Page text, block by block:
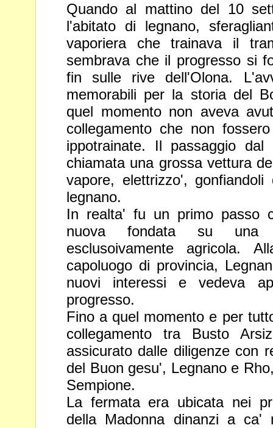
Quando al mattino del 10
l'abitato di legnano,
vaporiera che trainava il
sembrava che il progresso si
fin sulle rive dell'Olona.
memorabili per la storia del
quel momento non aveva
collegamento che non
ippotrainate. Il passaggio
chiamata una grossa vettura
vapore, elettrizzo',
legnano.
In realta' fu un primo passo
nuova fondata su una
esclusoivamente agricola.
capoluogo di provincia,
nuovi interessi e vedeva
progresso.
Fino a quel momento e per
collegamento tra Busto
assicurato dalle diligenze con
del Buon gesu', Legnano e
Sempione.
La fermata era ubicata nei
della Madonna dinanzi a